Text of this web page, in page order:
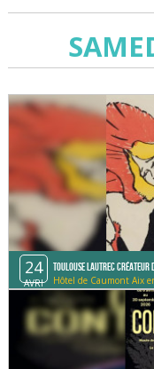
24
AVRI
Toulouse Lautrec créateur
Hôtel de Caumont Aix